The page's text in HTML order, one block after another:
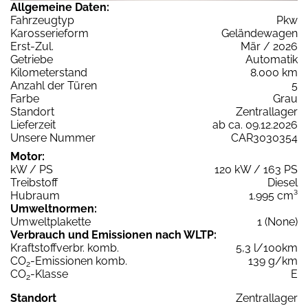
Allgemeine Daten:
Fahrzeugtyp
Pkw
Karosserieform
Geländewagen
Erst-Zul.
Mär / 2026
Getriebe
Automatik
Kilometerstand
8.000 km
Anzahl der Türen
5
Farbe
Grau
Standort
Zentrallager
Lieferzeit
ab ca. 09.12.2026
Unsere Nummer
CAR3030354
Motor:
kW / PS
120 kW / 163 PS
Treibstoff
Diesel
Hubraum
1.995 cm³
Umweltnormen:
Umweltplakette
1 (None)
Verbrauch und Emissionen nach WLTP:
Kraftstoffverbr. komb.
5,3 l/100km
CO2-Emissionen komb.
139 g/km
CO2-Klasse
E
Standort
Zentrallager